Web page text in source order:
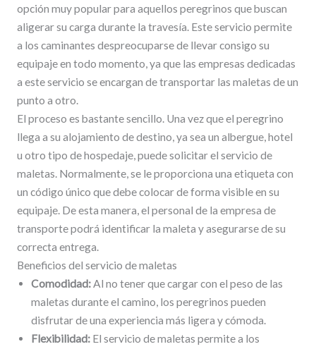
opción muy popular para aquellos peregrinos que buscan
aligerar su carga durante la travesía. Este servicio permite
a los caminantes despreocuparse de llevar consigo su
equipaje en todo momento, ya que las empresas dedicadas
a este servicio se encargan de transportar las maletas de un
punto a otro.
El proceso es bastante sencillo. Una vez que el peregrino
llega a su alojamiento de destino, ya sea un albergue, hotel
u otro tipo de hospedaje, puede solicitar el servicio de
maletas. Normalmente, se le proporciona una etiqueta con
un código único que debe colocar de forma visible en su
equipaje. De esta manera, el personal de la empresa de
transporte podrá identificar la maleta y asegurarse de su
correcta entrega.
Beneficios del servicio de maletas
Comodidad:Al no tener que cargar con el peso de las
maletas durante el camino, los peregrinos pueden
disfrutar de una experiencia más ligera y cómoda.
Flexibilidad:El servicio de maletas permite a los